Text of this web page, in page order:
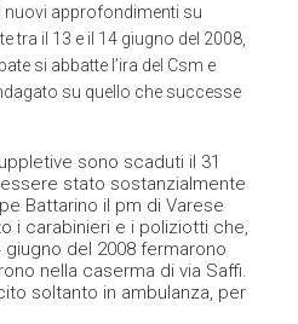
nuovi approfondimenti su
tra il 13 e il 14 giugno del 2008,
si abbatte l’ira del Csm e
su quello che successe
sono scaduti il 31
stato sostanzialmente
Battarino il pm di Varese
i carabinieri e i poliziotti che,
del 2008 fermarono
nella caserma di via Saffi.
soltanto in ambulanza, per